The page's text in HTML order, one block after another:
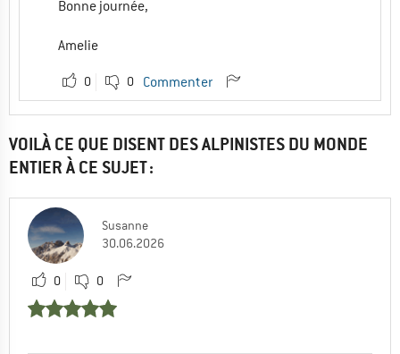
Bonne journée,
Amelie
0 0 Commenter
VOILÀ CE QUE DISENT DES ALPINISTES DU MONDE
ENTIER À CE SUJET :
Susanne
30.06.2026
0 0